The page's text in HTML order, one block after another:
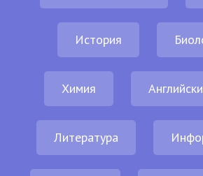
История
Химия
Литература